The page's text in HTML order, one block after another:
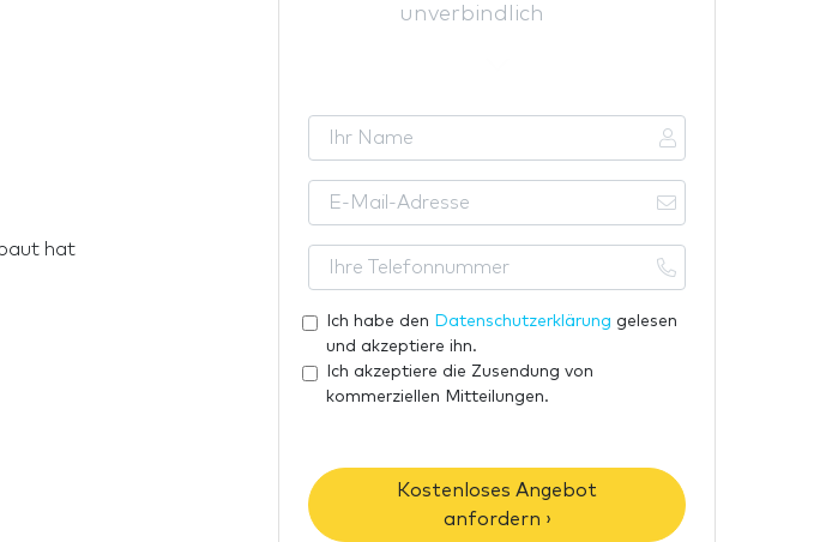
unverbindlich
h
r
a
-
M
l
-
e
s
h
r
T
f
o
Ich habe den Datenschutzerklärung gelesen
und akzeptiere ihn.
Ich akzeptiere die Zusendung von
kommerziellen Mitteilungen.
Kostenloses Angebot
anfordern ›
hat